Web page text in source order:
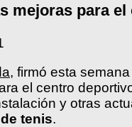
mejoras para
, firmó esta
el centro
y otras
tenis.